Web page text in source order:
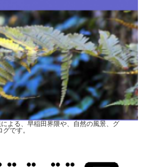
よる、早稲田界隈や、自然の風景、グ
です。